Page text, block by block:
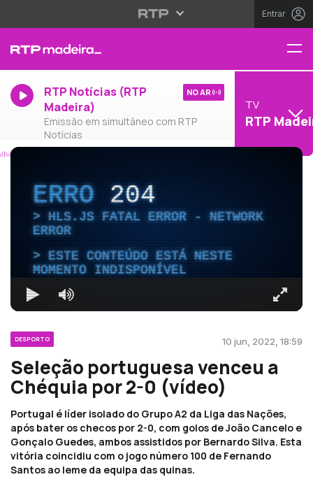
Entrar
RTP Notícias (RTP
Madeira)
Emissão em simultâneo com RTP
Notícias
NO AR
TV
RTP
ERRO204
HLS.JS FATAL ERROR - NETWORK
ERROR
ESTE CONTEÚDO ESTÁ NESTE
MOMENTO INDISPONÍVEL
DESPORTO 10 jun, 2022, 18:59
Seleção portuguesa venceu a
Chéquia por 2-0 (vídeo)
Portugal é líder isolado do Grupo A2 da Liga das Nações,
após bater os checos por 2-0, com golos de João Cancelo e
Gonçalo Guedes, ambos assistidos por Bernardo Silva. Esta
vitória coincidiu com o jogo número 100 de Fernando
Santos ao leme da equipa das quinas.